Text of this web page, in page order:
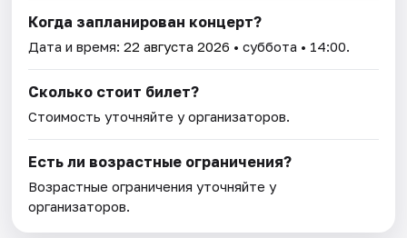
Когда запланирован концерт?
Дата и время:22 августа 2026 • суббота • 14:00.
Сколько стоит билет?
Стоимость уточняйте у организаторов.
Есть ли возрастные ограничения?
Возрастные ограничения уточняйте у
организаторов.